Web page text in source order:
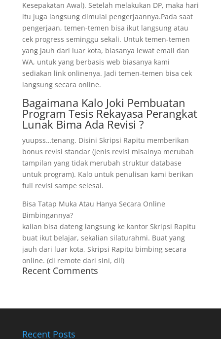
Kesepakatan Awal). Setelah melakukan DP, maka hari
itu juga langsung dimulai pengerjaannya.Pada saat
pengerjaan, temen-temen bisa ikut langsung atau
cek progress seminggu sekali. Untuk temen-temen
yang jauh dari luar kota, biasanya lewat email dan
WA, untuk yang berbasis web biasanya kami
sediakan link onlinenya. Jadi temen-temen bisa cek
langsung secara online.
Bagaimana Kalo Joki Pembuatan
Program Tesis Rekayasa Perangkat
Lunak Bima Ada Revisi ?
yuupss…tenang. Disini Skripsi Rapitu memberikan
bonus revisi standar (jenis revisi misalnya merubah
tampilan yang tidak merubah struktur database
untuk program). Kalo untuk penulisan kami berikan
full revisi sampe selesai.
Bisa Tatap Muka Atau Hanya Secara Online
Bimbingannya?
kalian bisa dateng langsung ke kantor Skripsi Rapitu
buat ikut belajar, sekalian silaturahmi. Buat yang
jauh dari luar kota, Skripsi Rapitu bimbing secara
online. (di remote dari sini, dll)
Recent Comments
Recent Posts